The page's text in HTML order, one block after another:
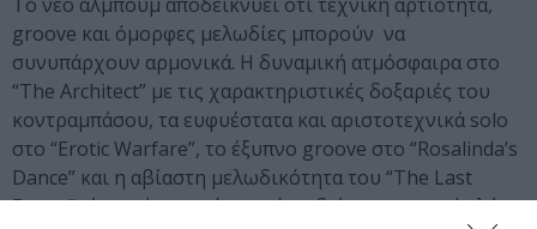
groove και όμορφες μελωδίες μπορούν να
συνυπάρχουν αρμονικά. Η δυναμική ατμόσφαιρα στο
“The Architect” με τις χαρακτηριστικές δοξαριές του
κοντραμπάσου, τα ευφυέστατα και αριστοτεχνικά solo
στο “Erotic Warfare”, το έξυπνο groove στο “Rosalinda’s
Dance” και η αβίαστη μελωδικότητα του “The Last
Dance” είναι κάποια μόνο από τα δείγματα της υψηλής